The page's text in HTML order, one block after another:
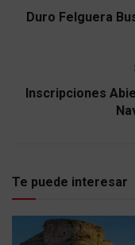
Duro Felguera
Inscripciones
Te puede interesar